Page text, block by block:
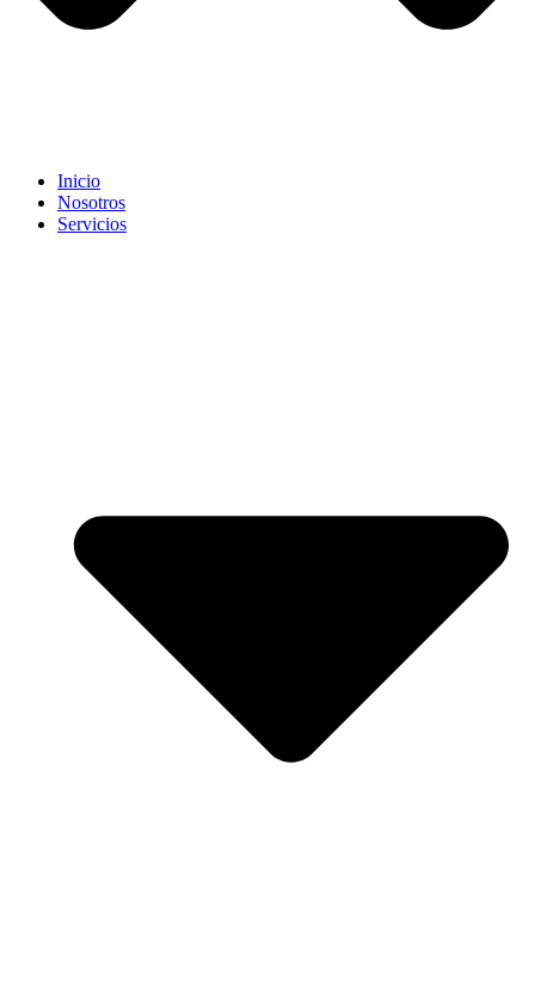
Inicio
Nosotros
Servicios